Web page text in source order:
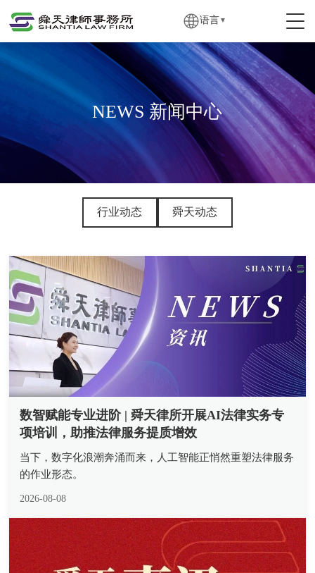
语言 ▼
NEWS 新闻中心
行业动态 舜天动态
数智赋能专业进阶 | 舜天律所开展AI法律实务专
项培训，助推法律服务提质增效
当下，数字化浪潮奔涌而来，人工智能正悄然重塑法律服务
的作业形态。
2026-08-08